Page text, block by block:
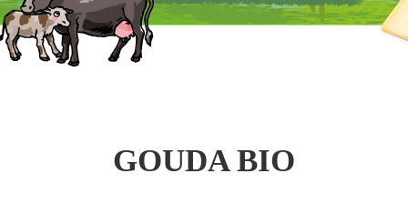
GOUDA BIO